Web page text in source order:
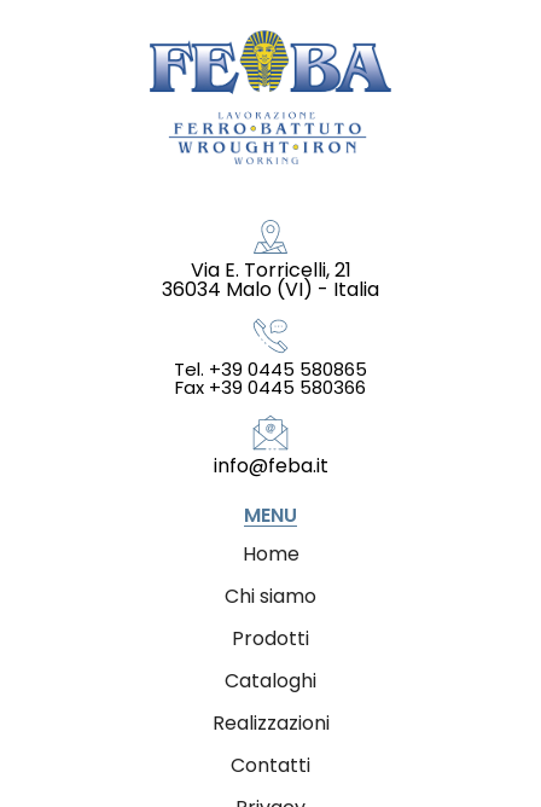
Via E. Torricelli, 21
36034 Malo (VI) - Italia
Tel. +39 0445 580865
Fax +39 0445 580366
info@feba.it
MENU
Home
Chi siamo
Prodotti
Cataloghi
Realizzazioni
Contatti